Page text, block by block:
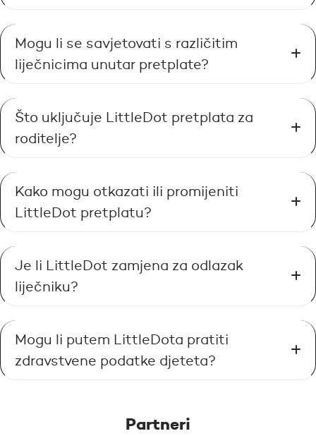
Mogu li se savjetovati s različitim
liječnicima unutar pretplate?
Što uključuje LittleDot pretplata za
roditelje?
Kako mogu otkazati ili promijeniti
LittleDot pretplatu?
Je li LittleDot zamjena za odlazak
liječniku?
Mogu li putem LittleDota pratiti
zdravstvene podatke djeteta?
Partneri